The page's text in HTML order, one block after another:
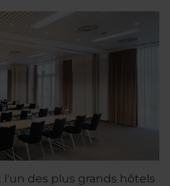
des plus grands hôtels